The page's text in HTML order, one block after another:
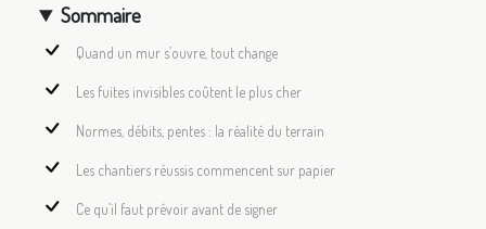
Sommaire
Quand un mur s’ouvre, tout change
Les fuites invisibles coûtent le plus cher
Normes, débits, pentes : la réalité du terrain
Les chantiers réussis commencent sur papier
Ce qu’il faut prévoir avant de signer